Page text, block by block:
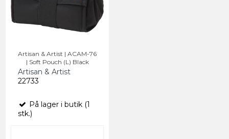
Artisan & Artist | ACAM-76
| Soft Pouch (L) Black
Artisan & Artist
22733
På lager i butik (1
stk.)